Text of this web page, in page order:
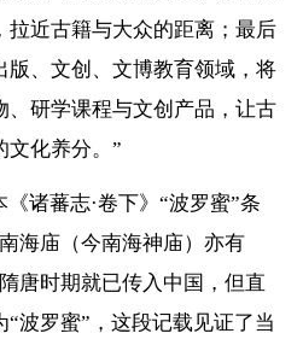
拉近古籍与大众的距离；最后
版、文创、文博教育领域，将
、研学课程与文创产品，让古
文化养分。”
诸蕃志·卷下》“波罗蜜”条
海庙（今南海神庙）亦有
唐时期就已传入中国，但直
波罗蜜”，这段记载见证了当